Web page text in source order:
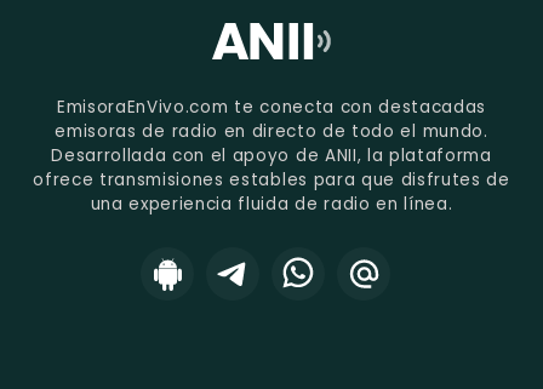
EmisoraEnVivo.com te conecta con destacadas
emisoras de radio en directo de todo el mundo.
Desarrollada con el apoyo de ANII, la plataforma
ofrece transmisiones estables para que disfrutes de
una experiencia fluida de radio en línea.